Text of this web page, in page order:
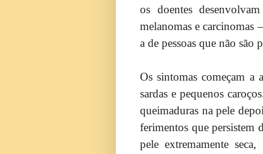
os doentes
melanomas e
a de pessoas que não são
Os sintomas começam a
sardas e pequenos
queimaduras na pele
ferimentos que persistem
pele extremamente